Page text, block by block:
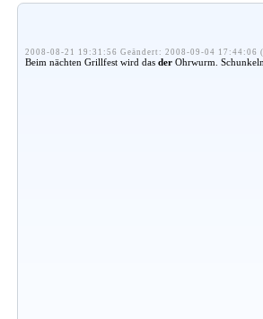
2008-08-21 19:31:56 Geändert: 2008-09-04 17:44:06
Beim nächten Grillfest wird das der Ohrwurm.